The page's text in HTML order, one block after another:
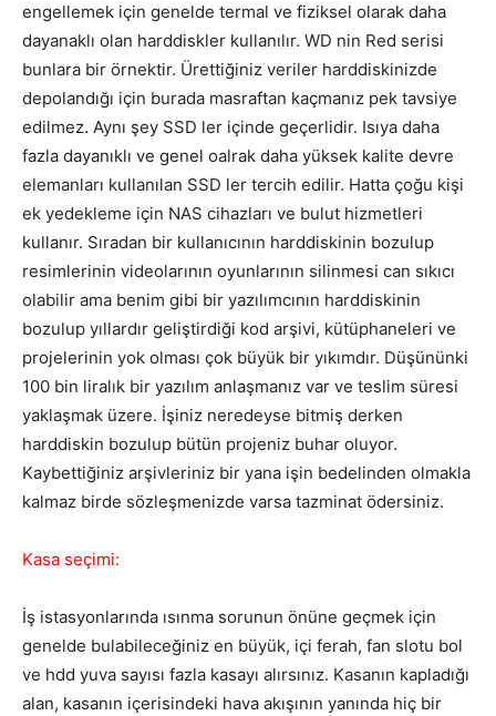
engellemek için genelde termal ve fiziksel olarak daha
dayanaklı olan harddiskler kullanılır. WD nin Red serisi
bunlara bir örnektir. Ürettiğiniz veriler harddiskinizde
depolandığı için burada masraftan kaçmanız pek tavsiye
edilmez. Aynı şey SSD ler içinde geçerlidir. Isıya daha
fazla dayanıklı ve genel oalrak daha yüksek kalite devre
elemanları kullanılan SSD ler tercih edilir. Hatta çoğu kişi
ek yedekleme için NAS cihazları ve bulut hizmetleri
kullanır. Sıradan bir kullanıcının harddiskinin bozulup
resimlerinin videolarının oyunlarının silinmesi can sıkıcı
olabilir ama benim gibi bir yazılımcının harddiskinin
bozulup yıllardır geliştirdiği kod arşivi, kütüphaneleri ve
projelerinin yok olması çok büyük bir yıkımdır. Düşününki
100 bin liralık bir yazılım anlaşmanız var ve teslim süresi
yaklaşmak üzere. İşiniz neredeyse bitmiş derken
harddiskin bozulup bütün projeniz buhar oluyor.
Kaybettiğiniz arşivleriniz bir yana işin bedelinden olmakla
kalmaz birde sözleşmenizde varsa tazminat ödersiniz.
Kasa seçimi:
İş istasyonlarında ısınma sorunun önüne geçmek için
genelde bulabileceğiniz en büyük, içi ferah, fan slotu bol
ve hdd yuva sayısı fazla kasayı alırsınız. Kasanın kapladığı
alan, kasanın içerisindeki hava akışının yanında hiç bir